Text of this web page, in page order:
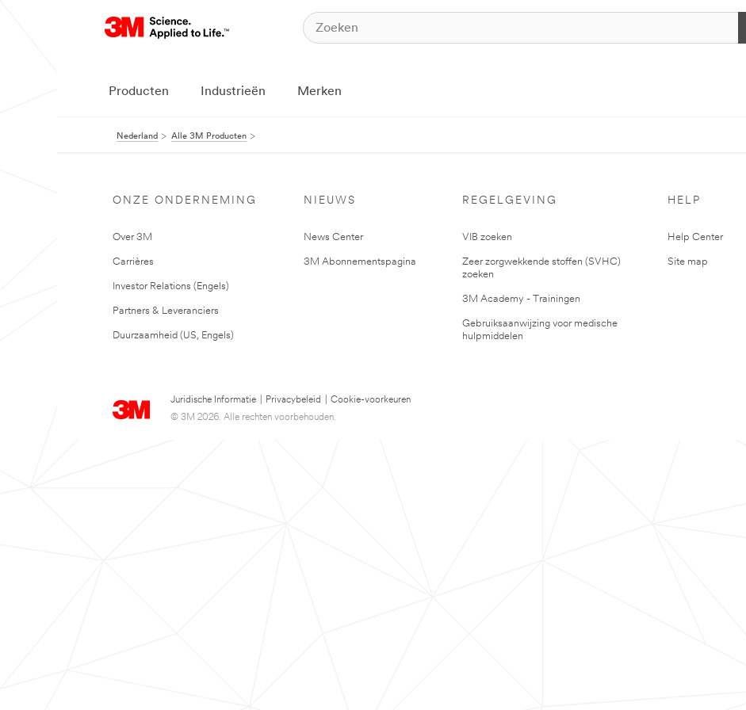
Producten Industrieën Merken
Nederland Alle 3M Producten
ONZE ONDERNEMING
Over 3M
Carrières
Investor Relations (Engels)
Partners & Leveranciers
Duurzaamheid (US, Engels)
NIEUWS
News Center
3M Abonnementspagina
REGELGEVING
VIB zoeken
Zeer zorgwekkende stoffen (SVHC)
zoeken
3M Academy - Trainingen
Gebruiksaanwijzing voor medische
hulpmiddelen
HELP
Help Center
Site map
Juridische Informatie Privacybeleid
Cookie-voorkeuren
© 3M 2026. Alle rechten voorbehouden.